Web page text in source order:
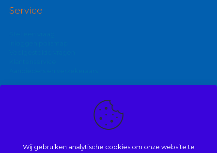
Service
Vergelijk autoverzekering
Wij gebruiken analytische cookies om onze website te